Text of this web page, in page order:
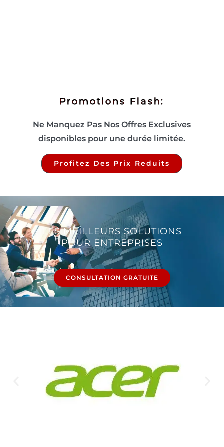
Promotions Flash:
Ne Manquez Pas Nos Offres Exclusives
disponibles pour une durée limitée.
Profitez Des Prix Reduits
LES MEILLEURS SOLUTIONS
POUR ENTREPRISES
CONSULTATION GRATUITE